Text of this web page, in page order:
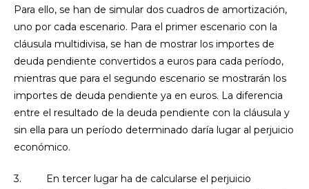
Para ello, se han de simular dos cuadros de amortización,
uno por cada escenario. Para el primer escenario con la
cláusula multidivisa, se han de mostrar los importes de
deuda pendiente convertidos a euros para cada período,
mientras que para el segundo escenario se mostrarán los
importes de deuda pendiente ya en euros. La diferencia
entre el resultado de la deuda pendiente con la cláusula y
sin ella para un período determinado daría lugar al perjuicio
económico.
3. En tercer lugar ha de calcularse el perjuicio